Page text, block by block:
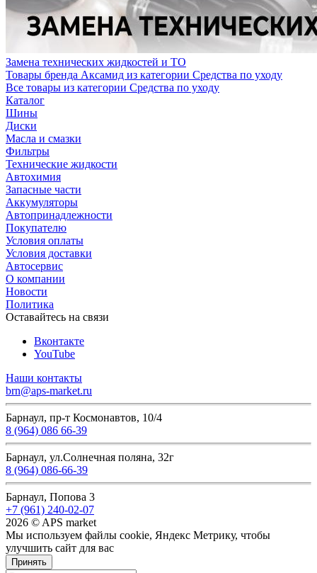
Замена технических жидкостей и ТО
Товары бренда Аксамид из категории Средства по уходу
Все товары из категории Средства по уходу
Каталог
Шины
Диски
Масла и смазки
Фильтры
Технические жидкости
Автохимия
Запасные части
Аккумуляторы
Автопринадлежности
Покупателю
Условия оплаты
Условия доставки
Автосервис
О компании
Новости
Политика
Оставайтесь на связи
Вконтакте
YouTube
Наши контакты
brn@aps-market.ru
Барнаул, пр-т Космонавтов, 10/4
8 (964) 086 66-39
Барнаул, ул.Солнечная поляна, 32г
8 (964) 086-66-39
Барнаул, Попова 3
+7 (961) 240-02-07
2026 © APS market
Мы используем файлы cookie, Яндекс Метрику, чтобы
улучшить сайт для вас
Принять